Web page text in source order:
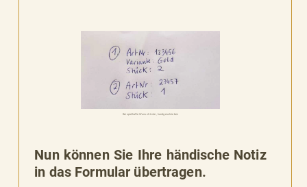
Beispielhafte Wunsch-Liste, handgeschrieben
Nun können Sie Ihre händische Notiz
in das Formular übertragen.